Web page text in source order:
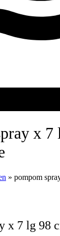
» pompom
x 7 lg 98